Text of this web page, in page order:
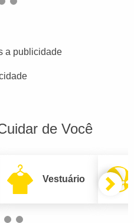
a publicidade
de Você
Vestuário